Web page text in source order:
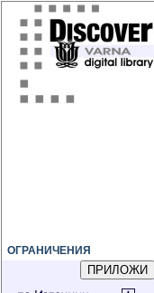
ОГРАНИЧЕНИЯ